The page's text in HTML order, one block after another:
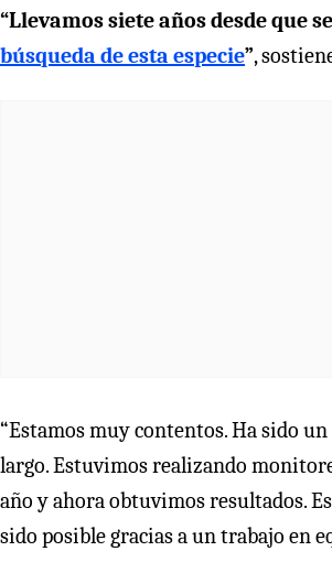
“Llevamos siete años desde que se
búsqueda de esta especie”,
“Estamos muy contentos. Ha sido
largo. Estuvimos realizando
año y ahora obtuvimos resultados.
sido posible gracias a un trabajo en